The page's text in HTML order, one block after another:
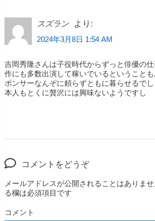
スズラン より:
2024年3月8日 1:54 AM
吉岡秀隆さんは子役時代からずっと俳優の
作にも多数出演して稼いでいるということ
ポンサーなんぞに頼らずともに暮らせるでし
本人もとくに贅沢には興味ないようですし
コメントをどうぞ
メールアドレスが公開されることはありませ
る欄は必須項目です
コメント